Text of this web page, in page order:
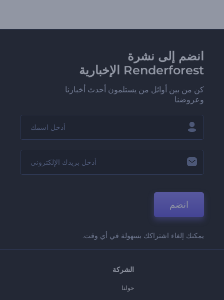
انضم إلى نشرة
Renderforest الإخبارية
كن من بين أوائل من يستلمون أحدث أخبارنا
وعروضنا
انضم
يمكنك إلغاء اشتراكك بسهولة في أي وقت.
الشركة
حولنا